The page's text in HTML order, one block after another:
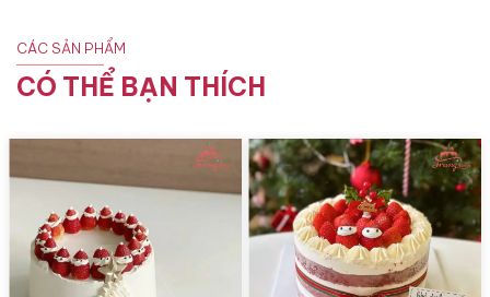
CÁC SẢN PHẨM
CÓ THỂ BẠN THÍCH